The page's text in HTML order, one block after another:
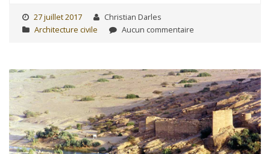
27 juillet 2017
Christian Darles
Architecture civile
Aucun commentaire